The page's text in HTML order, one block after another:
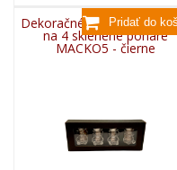
Dekoračné papierové
na 4 sklenené poháre
MACKO5 - čierne